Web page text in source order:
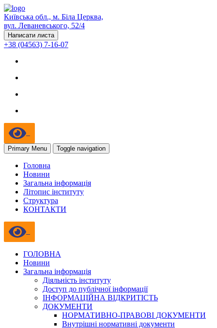
Київська обл., м. Біла Церква,
вул. Леваневського, 52/4
Написати листа
+38 (04563) 7-16-07
Primary Menu Toggle navigation
Головна
Новини
Загальна інформація
Літопис інституту
Структура
КОНТАКТИ
ГОЛОВНА
Новини
Загальна інформація
Діяльність інституту
Доступ до публічної інформації
ІНФОРМАЦІЙНА ВІДКРИТІСТЬ
ДОКУМЕНТИ
НОРМАТИВНО-ПРАВОВІ ДОКУМЕНТИ
Внутрішні нормативні документи